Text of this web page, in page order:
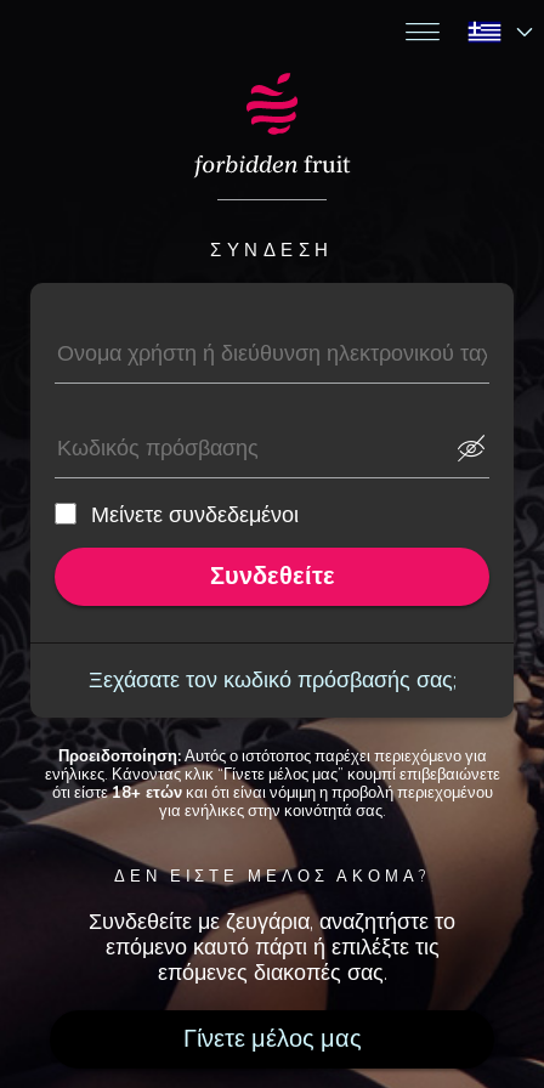
ΣΎΝΔΕΣΗ
Μείνετε συνδεδεμένοι
Συνδεθείτε
Ξεχάσατε τον κωδικό πρόσβασής σας;
Προειδοποίηση:Αυτός ο ιστότοπος παρέχει περιεχόμενο για
ενήλικες. Κάνοντας κλικ “Γίνετε μέλος μας” κουμπί επιβεβαιώνετε
ότι είστε18+ ετώνκαι ότι είναι νόμιμη η προβολή περιεχομένου
για ενήλικες στην κοινότητά σας.
ΔΕΝ ΕΙΣΤΕ ΜΕΛΟΣ ΑΚΟΜΑ?
Συνδεθείτε με ζευγάρια, αναζητήστε το
επόμενο καυτό πάρτι ή επιλέξτε τις
επόμενες διακοπές σας.
Γίνετε μέλος μας